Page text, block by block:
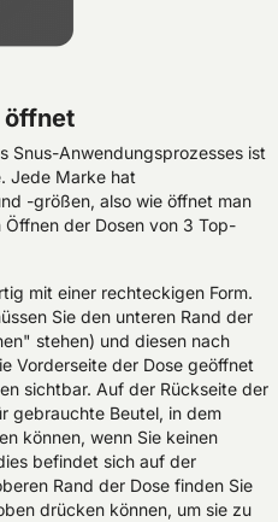
öffnet
Snus-Anwendungsprozesses ist
Jede Marke hat
-größen, also wie öffnet man
Öffnen der Dosen von 3 Top-
mit einer rechteckigen Form.
Sie den unteren Rand der
stehen) und diesen nach
Vorderseite der Dose geöffnet
sichtbar. Auf der Rückseite der
gebrauchte Beutel, in dem
können, wenn Sie keinen
befindet sich auf der
Rand der Dose finden Sie
drücken können, um sie zu